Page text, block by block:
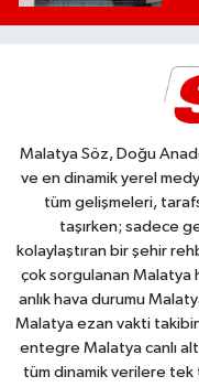
Malatya Söz, Doğu
ve en dinamik yerel
tüm gelişmeleri,
taşırken; sadece
kolaylaştıran bir şehir
çok sorgulanan Malatya
anlık hava durumu
Malatya ezan vakti
entegre Malatya canlı
tüm dinamik verilere tek